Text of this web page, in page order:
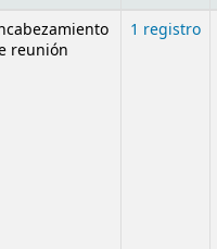
reunión
1 registro